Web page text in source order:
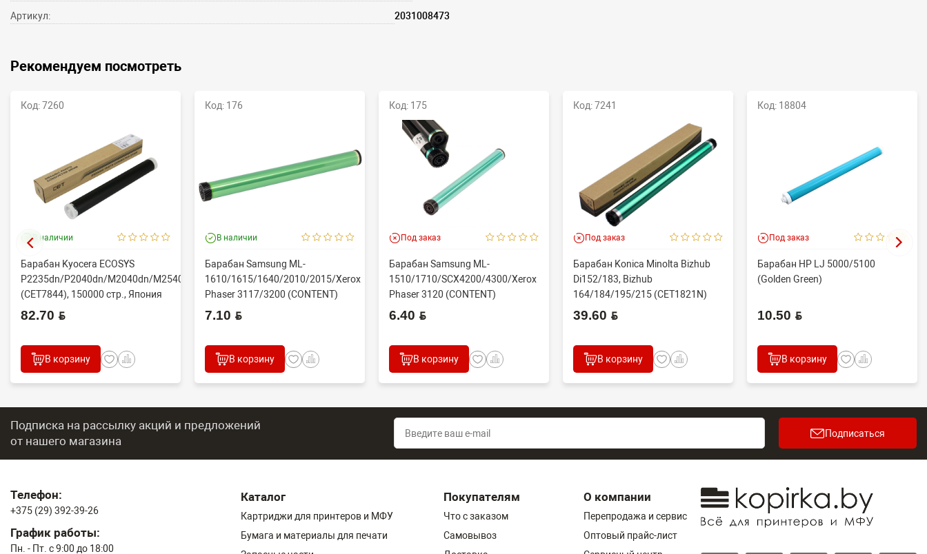
Артикул: 2031008473
Рекомендуем посмотреть
Код: 7260
В наличии
Барабан Kyocera ECOSYS
P2235dn/P2040dn/M2040dn/M2540dw
(CET7844), 150000 стр., Япония
82.70 BYN
В корзину
Код: 176
В наличии
Барабан Samsung ML-
1610/1615/1640/2010/2015/Xerox
Phaser 3117/3200 (CONTENT)
7.10 BYN
В корзину
Код: 175
Под заказ
Барабан Samsung ML-
1510/1710/SCX4200/4300/Xerox
Phaser 3120 (CONTENT)
6.40 BYN
В корзину
Код: 7241
Под заказ
Барабан Konica Minolta Bizhub
Di152/183, Bizhub
164/184/195/215 (CET1821N)
60000 стр.
39.60 BYN
В корзину
Код: 18804
Под заказ
Барабан HP LJ 5000/5100
(Golden Green)
10.50 BYN
В корзину
Подписка на рассылку акций и предложений
от нашего магазина
Подписаться
Телефон:
+375 (29) 392-39-26
График работы:
Пн. - Пт. с 9:00 до 18:00
Каталог
Картриджи для принтеров и МФУ
Бумага и материалы для печати
Покупателям
Что с заказом
Самовывоз
О компании
Перепродажа и сервис
Оптовый прайс-лист